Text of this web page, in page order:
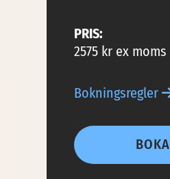
PRIS:
2575 kr ex moms
Bokningsregler
BOKA